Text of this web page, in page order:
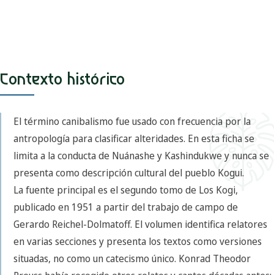
Contexto histórico
El término canibalismo fue usado con frecuencia por la
antropología para clasificar alteridades. En esta ficha se
limita a la conducta de Nuánashe y Kashindukwe y nunca se
presenta como descripción cultural del pueblo Kogui.
La fuente principal es el segundo tomo de Los Kogi,
publicado en 1951 a partir del trabajo de campo de
Gerardo Reichel-Dolmatoff. El volumen identifica relatores
en varias secciones y presenta los textos como versiones
situadas, no como un catecismo único. Konrad Theodor